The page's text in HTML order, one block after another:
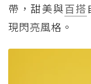
帶，甜美與百搭
現閃亮風格。